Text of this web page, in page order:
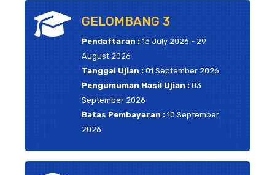
GELOMBANG 3
Pendaftaran :13 July 2026 - 29
August 2026
Tanggal Ujian :01 September 2026
Pengumuman Hasil Ujian :03
September 2026
Batas Pembayaran :10 September
2026